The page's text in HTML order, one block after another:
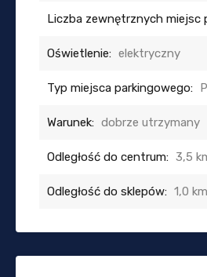
Liczba zewnętrznych miejsc
Oświetlenie: elektryczny
Typ miejsca parkingowego:
Warunek: dobrze utrzymany
Odległość do centrum: 3,5
Odległość do sklepów: 1,0 km